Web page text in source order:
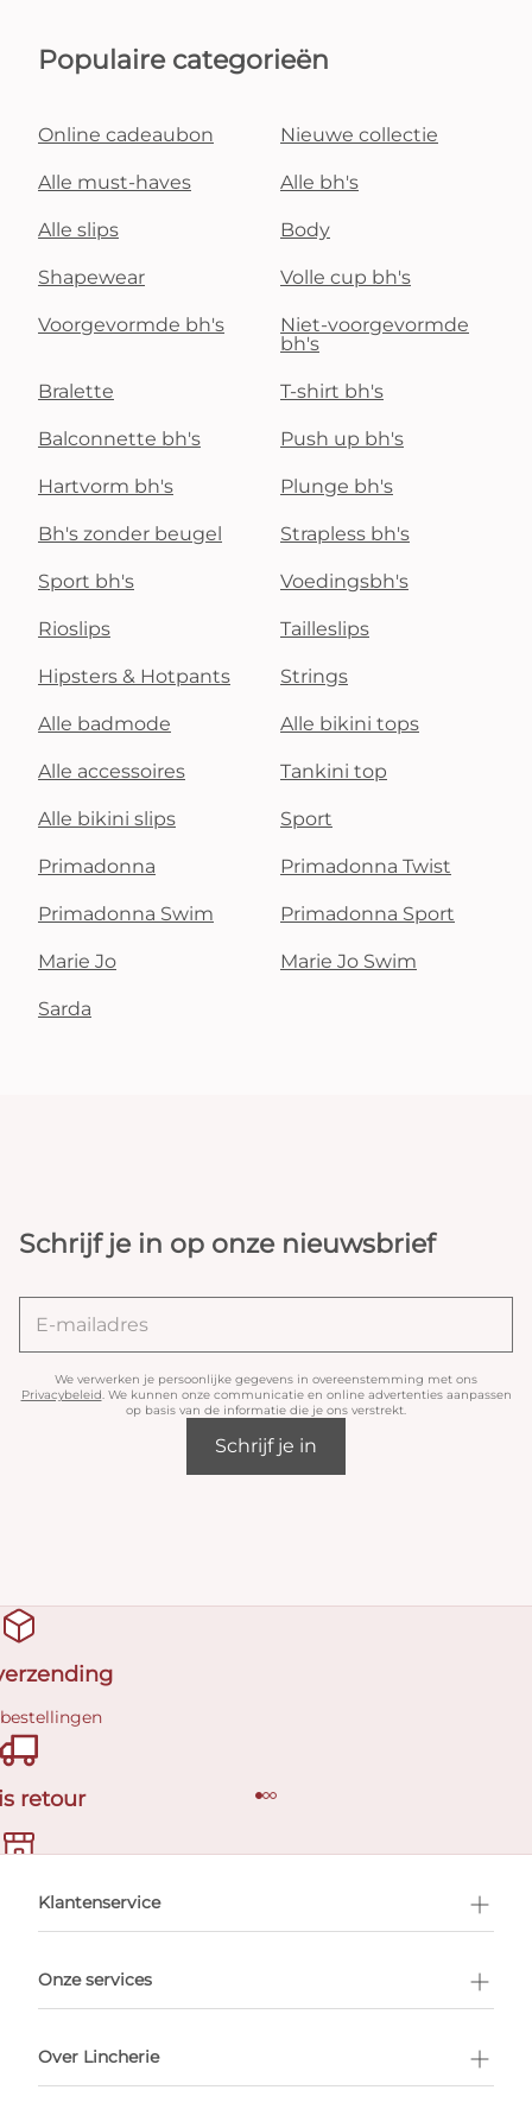
Populaire categorieën
Online cadeaubon Nieuwe collectie
Alle must-haves Alle bh's
Alle slips Body
Shapewear Volle cup bh's
Voorgevormde bh's
Niet-voorgevormde
bh's
Bralette T-shirt bh's
Balconnette bh's Push up bh's
Hartvorm bh's Plunge bh's
Bh's zonder beugel Strapless bh's
Sport bh's Voedingsbh's
Rioslips Tailleslips
Hipsters & Hotpants Strings
Alle badmode Alle bikini tops
Alle accessoires Tankini top
Alle bikini slips Sport
Primadonna Primadonna Twist
Primadonna Swim Primadonna Sport
Marie Jo Marie Jo Swim
Sarda
Schrijf je in op onze nieuwsbrief
We verwerken je persoonlijke gegevens in overeenstemming met ons
Privacybeleid. We kunnen onze communicatie en online advertenties aanpassen
op basis van de informatie die je ons verstrekt.
Schrijf je in
retour
afspraak
Klantenservice
Onze services
Over Lincherie